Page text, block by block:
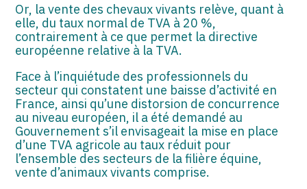
Or, la vente des chevaux vivants relève, quant à
elle, du taux normal de TVA à 20 %,
contrairement à ce que permet la directive
européenne relative à la TVA.
Face à l’inquiétude des professionnels du
secteur qui constatent une baisse d’activité en
France, ainsi qu’une distorsion de concurrence
au niveau européen, il a été demandé au
Gouvernement s’il envisageait la mise en place
d’une TVA agricole au taux réduit pour
l’ensemble des secteurs de la filière équine,
vente d’animaux vivants comprise.